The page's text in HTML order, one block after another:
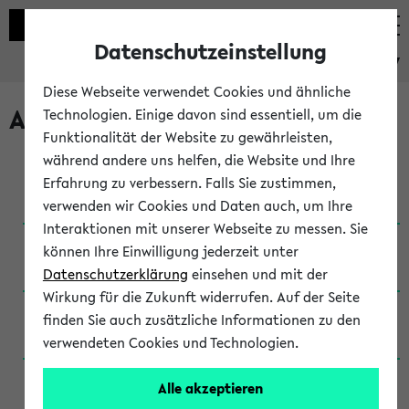
eKVV
Archivierte Studiengänge
Anglistik: British and American Studies / B.A.
(Einschreibung bis WiSe 16/17)
Anglistik: British and American Studies / B.A.
(Einschreibung bis SoSe 2015)
Anglistik: British and American Studies / B.A.
(Einschreibung bis SoSe 2013)
Anglistik: British and American Studies / Ba
(Einschreibung bis SoSe 2011)
Datenschutzeinstellung
Diese Webseite verwendet Cookies und ähnliche
Technologien. Einige davon sind essentiell, um die
Funktionalität der Website zu gewährleisten,
während andere uns helfen, die Website und Ihre
Erfahrung zu verbessern. Falls Sie zustimmen,
verwenden wir Cookies und Daten auch, um Ihre
Interaktionen mit unserer Webseite zu messen. Sie
können Ihre Einwilligung jederzeit unter
Datenschutzerklärung einsehen und mit der
Wirkung für die Zukunft widerrufen. Auf der Seite
finden Sie auch zusätzliche Informationen zu den
verwendeten Cookies und Technologien.
Alle akzeptieren